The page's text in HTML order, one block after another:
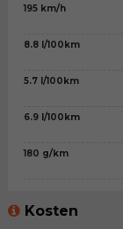
195 km/h
8.8 l/100km
5.7 l/100km
6.9 l/100km
180 g/km
Kosten